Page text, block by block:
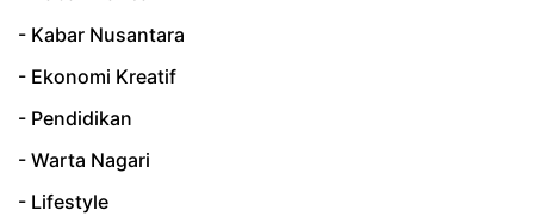
- Kabar Nusantara
- Ekonomi Kreatif
- Pendidikan
- Warta Nagari
- Lifestyle